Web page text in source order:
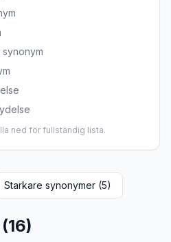
ned för fullständig lista.
Starkare synonymer (5)
16)